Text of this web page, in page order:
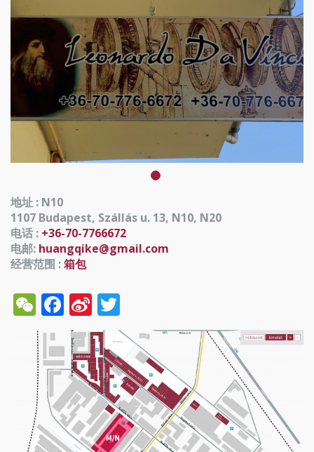
地址 : N10
1107 Budapest, Szállás u. 13, N10, N20
电话 : +36-70-7766672
电邮: huangqike@gmail.com
经营范围 :箱包
WeChat
Facebook
Sina
Weibo